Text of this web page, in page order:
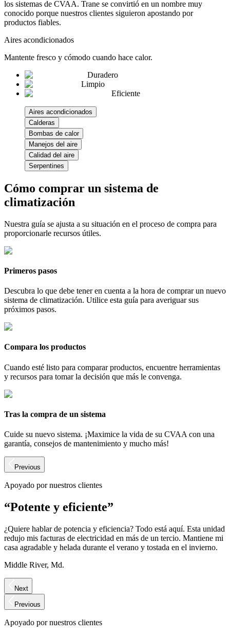
los sistemas de CVAA. Trane se convirtió en un nombre muy
conocido porque nuestros clientes siguieron apostando por
productos fiables.
Aires acondicionados
Mantente fresco y cómodo cuando hace calor.
Duradero
Limpio
Eficiente
Aires acondicionados
Calderas
Bombas de calor
Manejos del aire
Calidad del aire
Serpentines
Cómo comprar un sistema de
climatización
Nuestra guía se ajusta a su situación en el proceso de compra para
proporcionarle recursos útiles.
Primeros pasos
Descubra lo que debe tener en cuenta a la hora de comprar un nuevo
sistema de climatización. Utilice esta guía para averiguar sus
próximos pasos.
Compara los productos
Cuando esté listo para comparar productos, encuentre herramientas
y recursos para tomar la decisión que más le convenga.
Tras la compra de un sistema
Cuide su nuevo sistema. ¡Maximice la vida de su CVAA con una
garantía, consejos de mantenimiento y mucho más!
Previous
Apoyado por nuestros clientes
“Potente y eficiente”
¿Quiere hablar de potencia y eficiencia? Todo está aquí. Esta unidad
redujo mis facturas de electricidad en más de un tercio. Mantiene mi
casa agradable y helada durante el verano y tostada en el invierno.
Middle River, Md.
Next
Previous
Apoyado por nuestros clientes